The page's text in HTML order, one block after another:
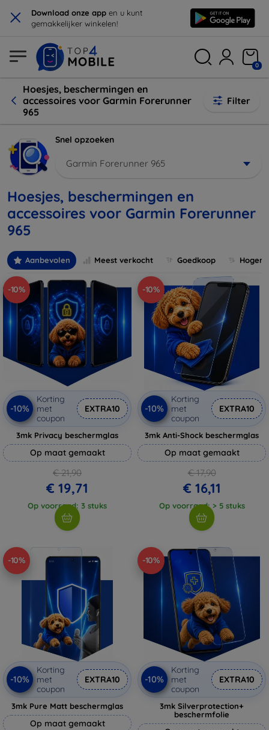
× Download onze app en u kunt
gemakkelijker winkelen!
0
Hoesjes, beschermingen en
accessoires voor Garmin Forerunner
965
Filter
Snel opzoeken
Garmin Forerunner 965
Hoesjes, beschermingen en
accessoires voor Garmin Forerunner
965
Aanbevolen Meest verkocht Goedkoop
-10%
-10%
Korting
met
coupon
EXTRA10
3mk Privacy beschermglas
Op maat gemaakt
€ 21,90
€ 19,71
Op voorraad: 3 stuks
-10%
-10%
Korting
met
coupon
EXTRA10
3mk Anti-Shock beschermglas
Op maat gemaakt
€ 17,90
€ 16,11
Op voorraad: > 5 stuks
-10%
-10%
Korting
met
coupon
EXTRA10
3mk Pure Matt beschermglas
Op maat gemaakt
-10%
-10%
Korting
met
coupon
EXTRA10
3mk Silverprotection+
beschermfolie